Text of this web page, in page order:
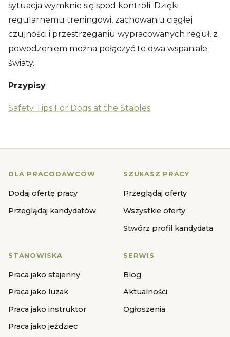
sytuacja wymknie się spod kontroli. Dzięki
regularnemu treningowi, zachowaniu ciągłej
czujności i przestrzeganiu wypracowanych reguł, z
powodzeniem można połączyć te dwa wspaniałe
światy.
Przypisy
Safety Tips For Dogs at the Stables
DLA PRACODAWCÓW
Dodaj ofertę pracy
Przeglądaj kandydatów
SZUKASZ PRACY
Przeglądaj oferty
Wszystkie oferty
Stwórz profil kandydata
STANOWISKA
Praca jako stajenny
Praca jako luzak
Praca jako instruktor
Praca jako jeździec
SERWIS
Blog
Aktualności
Ogłoszenia